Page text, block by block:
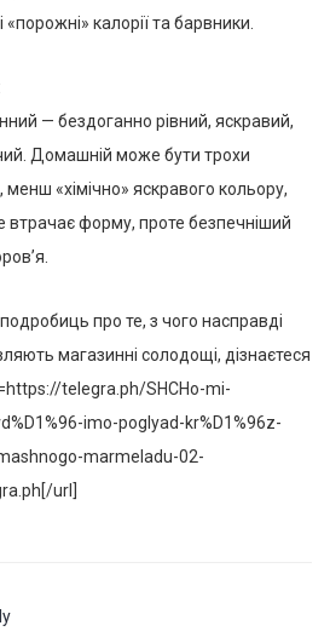
«порожні» калорії та барвники.
— бездоганно рівний, яскравий,
Домашній може бути трохи
«хімічно» яскравого кольору,
форму, проте безпечніший
про те, з чого насправді
магазинні солодощі, дізнаєтеся
telegra.ph/SHCHo-mi-
imo-poglyad-kr%D1%96z-
marmeladu-02-
url]